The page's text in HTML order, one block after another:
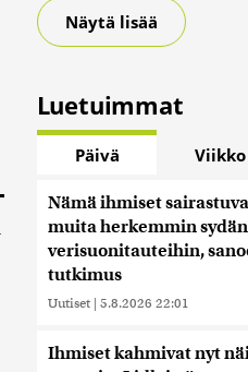
Näytä lisää
Luetuimmat
Päivä Viikko
Nämä ihmiset
muita herkemmin
verisuonitauteihin,
tutkimus
Uutiset | 5.8.2026 22:01
Ihmiset kahmivat nyt